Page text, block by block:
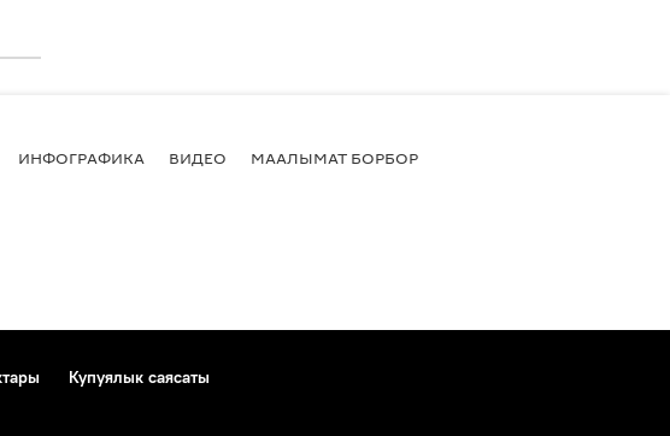
ИНФОГРАФИКА ВИДЕО МААЛЫМАТ БОРБОР
Купуялык саясаты